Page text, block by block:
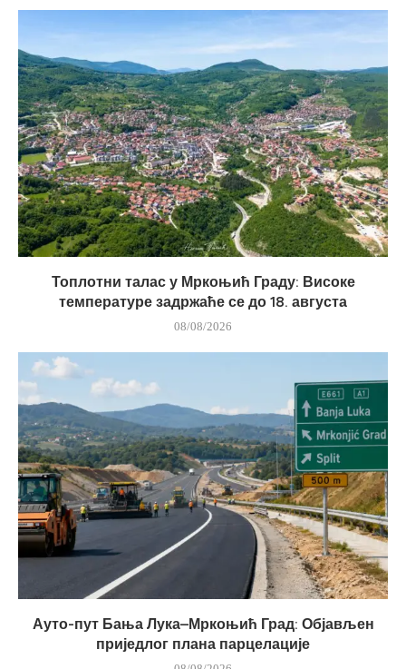
Топлотни талас у Мркоњић Граду: Високе
температуре задржаће се до 18. августа
08/08/2026
Ауто-пут Бања Лука–Мркоњић Град: Објављен
приједлог плана парцелације